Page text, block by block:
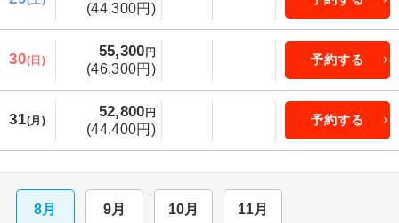
(44,300円)
30(日)
55,300 円
(46,300円)
予約する
31(月)
52,800 円
(44,400円)
予約する
8月 9月 10月 11月